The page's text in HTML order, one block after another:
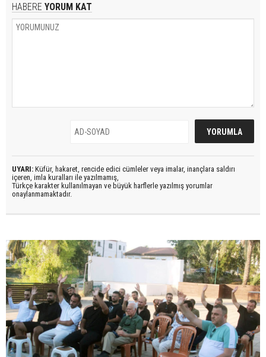
HABERE YORUM KAT
UYARI: Küfür, hakaret, rencide edici cümleler veya imalar, inançlara saldırı
içeren, imla kuralları ile yazılmamış,
Türkçe karakter kullanılmayan ve büyük harflerle yazılmış yorumlar
onaylanmamaktadır.